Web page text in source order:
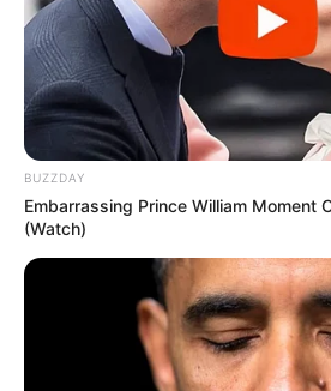
BUZZDAY
Embarrassing Prince William Moment
(Watch)